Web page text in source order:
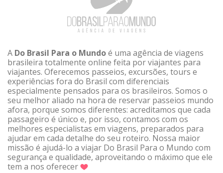
A Do Brasil Para o Mundoé uma agência de viagens
brasileira totalmente online feita por viajantes para
viajantes. Oferecemos passeios, excursões, tours e
experiências fora do Brasil com diferenciais
especialmente pensados para os brasileiros. Somos o
seu melhor aliado na hora de reservar passeios mundo
afora, porque somos diferentes: acreditamos que cada
passageiro é único e, por isso, contamos com os
melhores especialistas em viagens, preparados para
ajudar em cada detalhe do seu roteiro. Nossa maior
missão é ajudá-lo a viajar Do Brasil Para o Mundo com
segurança e qualidade, aproveitando o máximo que ele
tem a nos oferecer